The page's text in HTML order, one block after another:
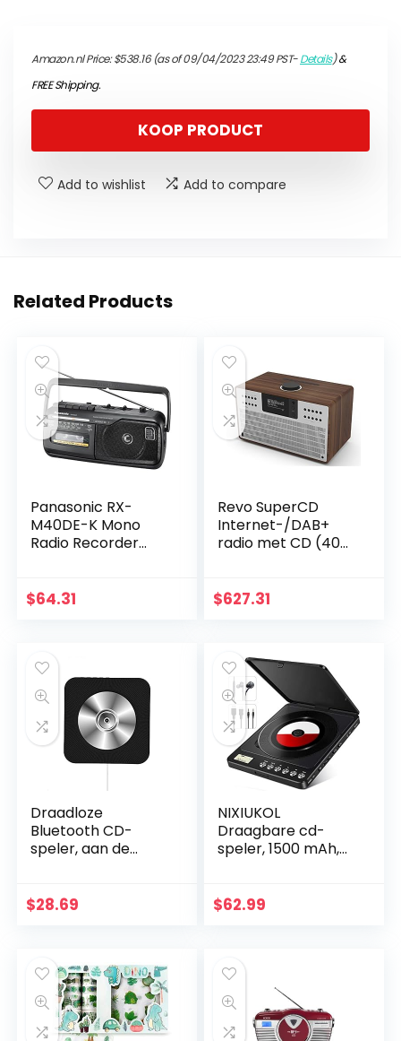
Amazon.nl Price:$538.16(as of 09/04/2023 23:49 PST-Details)&
FREE Shipping.
KOOP PRODUCT
Add to wishlist Add to compare
Related Products
Panasonic RX-
M40DE-K Mono
Radio Recorder
batterijvoeding
$64.31
Revo SuperCD
Internet-/DAB+
radio met CD (40
internet/DAB+/DA
$627.31
Draadloze
Bluetooth CD-
speler, aan de
muziekspeler,
$28.69
NIXIUKOL
Draagbare cd-
speler, 1500 mAh,
cd-speler met
$62.99